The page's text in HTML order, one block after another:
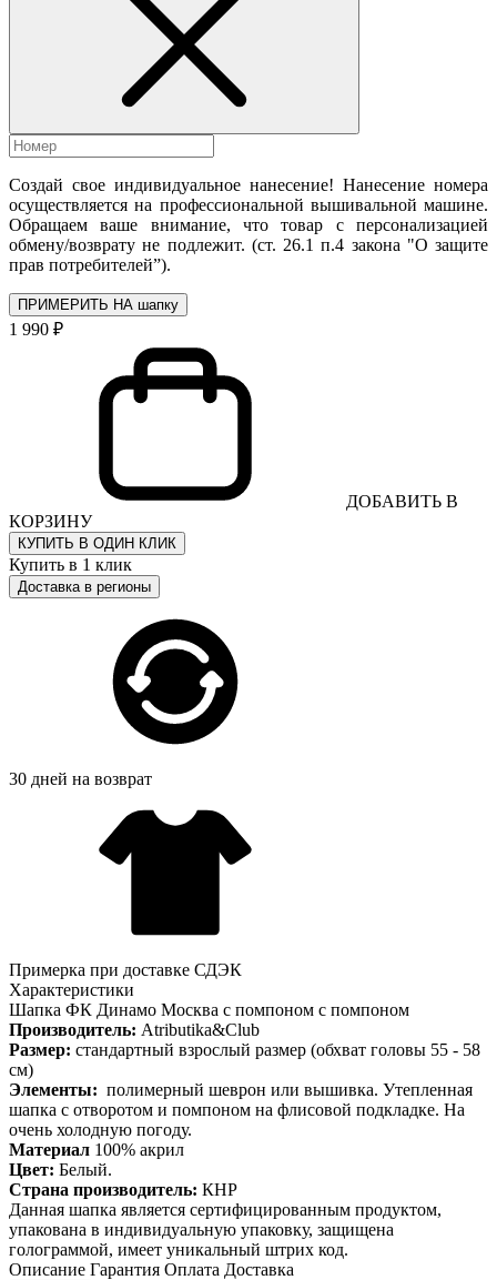
Создай свое индивидуальное нанесение! Нанесение номера
осуществляется на профессиональной вышивальной машине.
Обращаем ваше внимание, что товар с персонализацией
обмену/возврату не подлежит. (ст. 26.1 п.4 закона "О защите
прав потребителей”).
ПРИМЕРИТЬ НА шапку
1 990 ₽
ДОБАВИТЬ В
КОРЗИНУ
КУПИТЬ В ОДИН КЛИК
Купить в 1 клик
Доставка в регионы
30 дней на возврат
Примерка при доставке СДЭК
Характеристики
Шапка ФК Динамо Москва с помпоном с помпоном
Производитель: Atributika&Club
Размер: стандартный взрослый размер (обхват головы 55 - 58
см)
Элементы: полимерный шеврон или вышивка. Утепленная
шапка с отворотом и помпоном на флисовой подкладке. На
очень холодную погоду.
Материал 100% акрил
Цвет: Белый.
Страна производитель: КНР
Данная шапка является сертифицированным продуктом,
упакована в индивидуальную упаковку, защищена
голограммой, имеет уникальный штрих код.
Описание Гарантия Оплата Доставка